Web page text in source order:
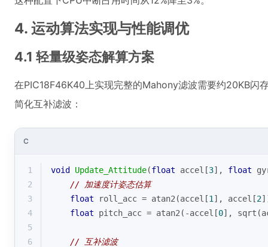
4. 运动算法实现与性能调优
4.1 轻量级姿态解算方案
在PIC18F46K40上实现完整的Mahony滤波需要约20KB闪
简化互补滤波：
C
1 void Update_Attitude(float accel[3], float
2
// 加速度计姿态估算
3
float roll_acc = atan2 (accel[1 ], accel[2
4
float pitch_acc = atan2 (-accel[0], sqrt
5
6
// 互补滤波